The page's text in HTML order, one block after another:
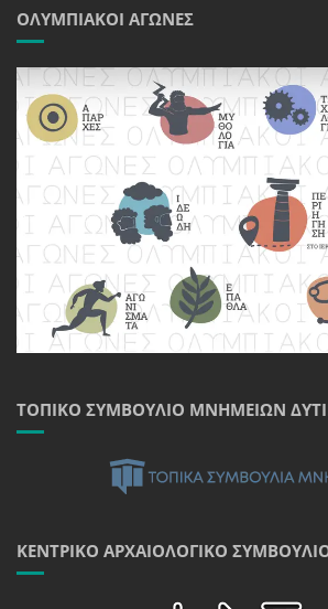
ΟΛΥΜΠΙΑΚΟΊ ΑΓΏΝΕΣ
ΤΟΠΙΚΌ ΣΥΜΒΟΎΛΙΟ ΜΝΗΜΕΊΩΝ
ΚΕΝΤΡΙΚΌ ΑΡΧΑΙΟΛΟΓΙΚΌ